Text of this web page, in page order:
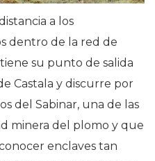
a los
dentro de la red de
su punto de salida
Castala y discurre por
del Sabinar, una de las
minera del plomo y que
enclaves tan